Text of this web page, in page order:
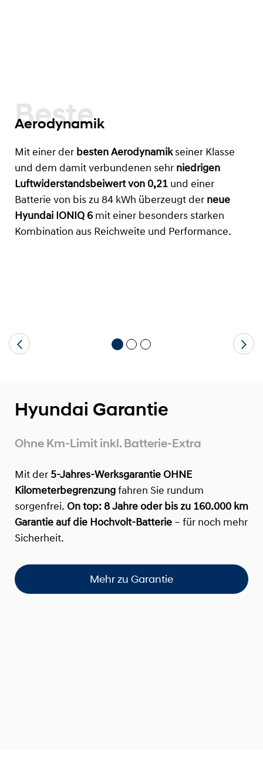
Beste
Aerodynamik
Mit einer der besten Aerodynamikseiner Klasse
und dem damit verbundenen sehr niedrigen
Luftwiderstandsbeiwert von 0,21 und einer
Batterie von bis zu 84 kWh überzeugt der neue
Hyundai IONIQ 6 mit einer besonders starken
Kombination aus Reichweite und Performance.
Hyundai Garantie
Ohne Km-Limit inkl. Batterie-Extra
Mit der 5-Jahres-Werksgarantie OHNE
Kilometerbegrenzung fahren Sie rundum
sorgenfrei. On top: 8 Jahre oder bis zu 160.000 km
Garantie auf die Hochvolt-Batterie – für noch mehr
Sicherheit.
Mehr zu Garantie